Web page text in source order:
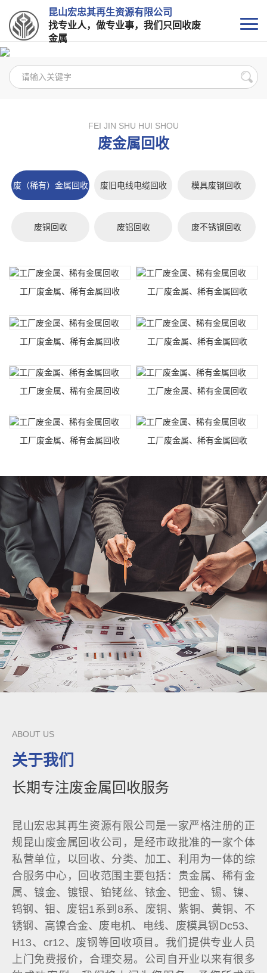
昆山宏忠其再生资源有限公司
找专业人，做专业事，我们只回收废
金属
FEI JIN SHU HUI SHOU
废金属回收
废（稀有）金属回收 废旧电线电缆回收 模具废钢回收
废铜回收 废铝回收 废不锈钢回收
工厂废金属、稀有金属回收 工厂废金属、稀有金属回收
工厂废金属、稀有金属回收 工厂废金属、稀有金属回收
工厂废金属、稀有金属回收 工厂废金属、稀有金属回收
工厂废金属、稀有金属回收 工厂废金属、稀有金属回收
ABOUT US
关于我们
长期专注废金属回收服务
昆山宏忠其再生资源有限公司是一家严格注册的正
规昆山废金属回收公司，是经市政批准的一家个体
私营单位，以回收、分类、加工、利用为一体的综
合服务中心，回收范围主要包括：贵金属、稀有金
属、镀金、镀银、铂铑丝、铱金、钯金、锡、镍、
钨钢、钼、废铝1系到8系、废铜、紫铜、黄铜、不
锈钢、高镍合金、废电机、电线、废模具钢Dc53、
H13、cr12、废钢等回收项目。我们提供专业人员
上门免费报价，合理交易。公司自开业以来有很多